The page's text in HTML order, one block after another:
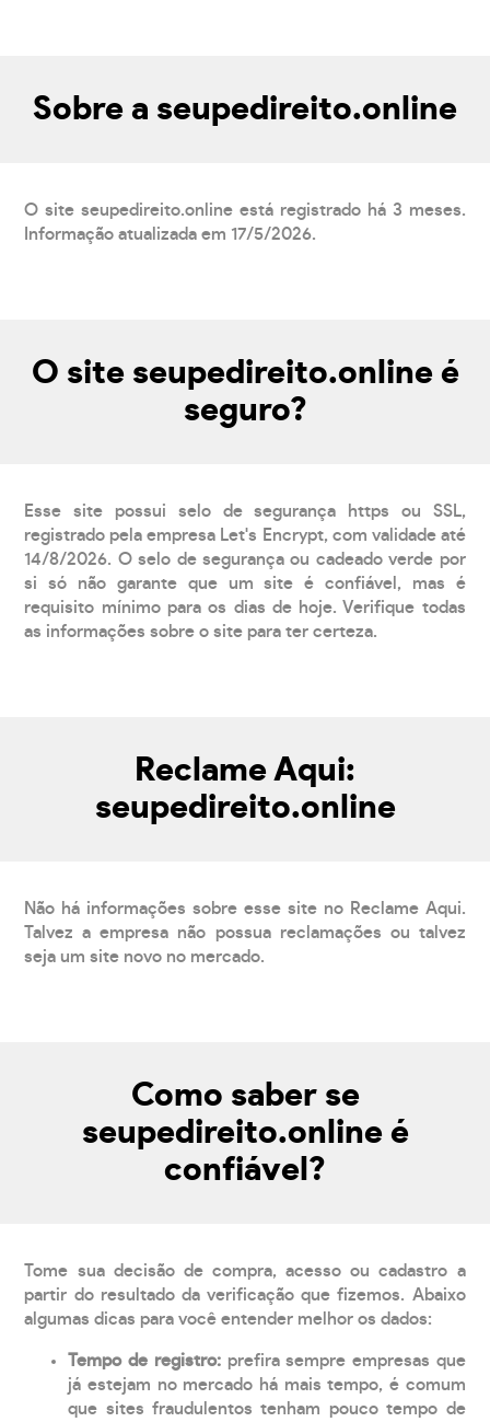
Sobre a seupedireito.online
O site seupedireito.online está registrado há 3 meses.
Informação atualizada em 17/5/2026.
O site seupedireito.online é
seguro?
Esse site possui selo de segurança https ou SSL,
registrado pela empresa Let's Encrypt, com validade até
14/8/2026. O selo de segurança ou cadeado verde por
si só não garante que um site é confiável, mas é
requisito mínimo para os dias de hoje. Verifique todas
as informações sobre o site para ter certeza.
Reclame Aqui:
seupedireito.online
Não há informações sobre esse site no Reclame Aqui.
Talvez a empresa não possua reclamações ou talvez
seja um site novo no mercado.
Como saber se
seupedireito.online é
confiável?
Tome sua decisão de compra, acesso ou cadastro a
partir do resultado da verificação que fizemos. Abaixo
algumas dicas para você entender melhor os dados:
Tempo de registro: prefira sempre empresas que
já estejam no mercado há mais tempo, é comum
que sites fraudulentos tenham pouco tempo de